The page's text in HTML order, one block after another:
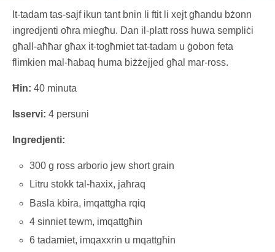
It-tadam tas-sajf ikun tant bnin li ftit li xejt għandu bżonn
ingredjenti oħra miegħu. Dan il-platt ross huwa sempliċi
għall-aħħar għax it-togħmiet tat-tadam u ġobon feta
flimkien mal-ħabaq huma biżżejjed għal mar-ross.
Ħin: 40 minuta
Isservi: 4 persuni
Ingredjenti:
300 g ross arborio jew short grain
Litru stokk tal-ħaxix, jaħraq
Basla kbira, imqattgħa rqiq
4 sinniet tewm, imqattgħin
6 tadamiet, imqaxxrin u mqattgħin